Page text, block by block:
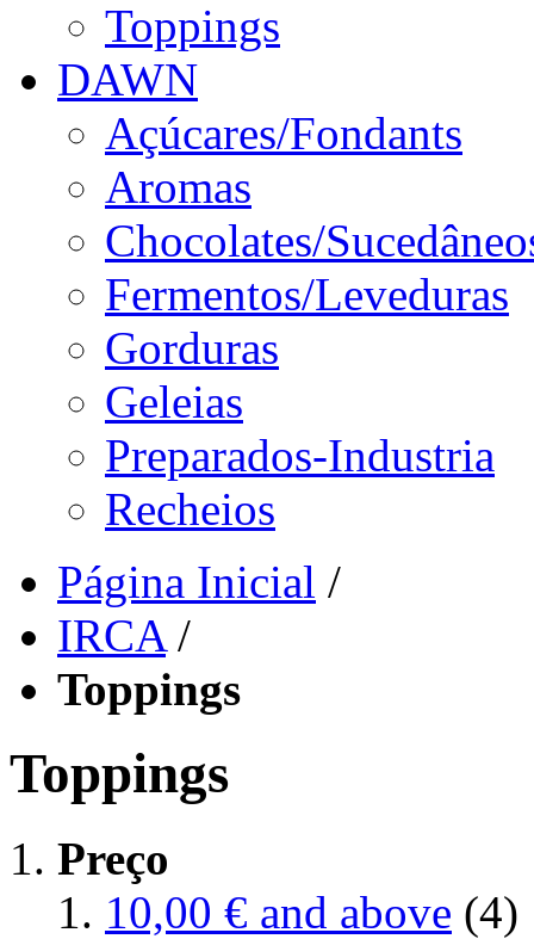
Toppings
DAWN
Açúcares/Fondants
Aromas
Chocolates/
Fermentos/Leveduras
Gorduras
Geleias
Preparados-Industria
Recheios
Página Inicial /
IRCA /
Toppings
Toppings
Preço
10,00 € and above (4)